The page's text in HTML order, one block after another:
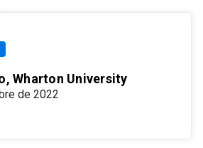
Wharton University
de 2022